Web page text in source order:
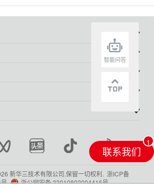
新华三技术有限公司.保留一切权利. 浙ICP备
联系我们
智能问答